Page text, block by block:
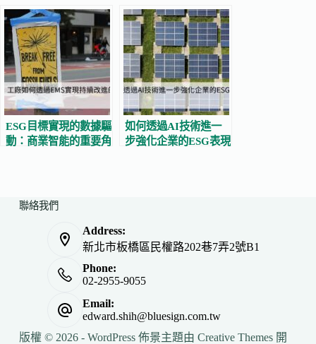
略？
ESG目標實現的數據驅
動：商業智能的重要角
如何透過AI技術進一
步強化企業的ESG表現
聯絡我們
Address:
新北市板橋區民權路202巷7弄2號B1
Phone:
02-2955-9055
Email:
edward.shih@bluesign.com.tw
版權 © 2026 - WordPress 佈景主題由 Creative Themes開